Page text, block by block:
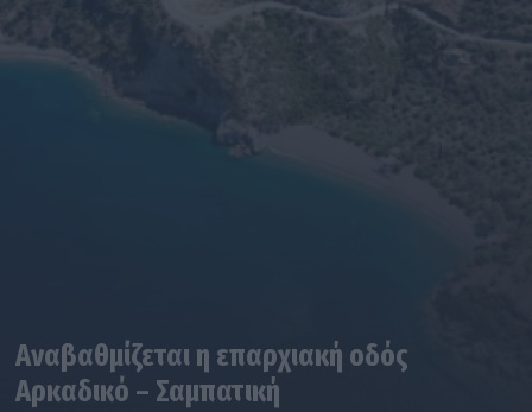
Αναβαθμίζεται η επαρχιακή οδός
Αρκαδικό – Σαμπατική